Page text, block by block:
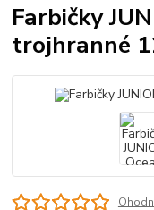
Farbičky
trojhranné